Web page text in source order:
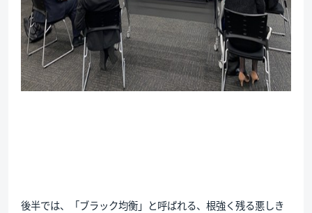
後半では、「ブラック均衡」と呼ばれる、根強く残る悪しき